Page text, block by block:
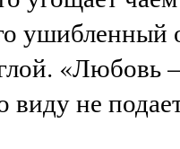
ушибленный
«Любовь
виду не